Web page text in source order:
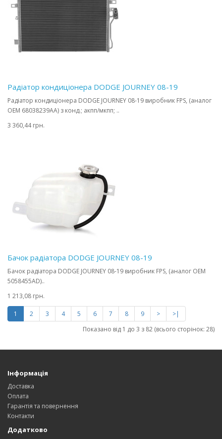
Радіатор кондиціонера DODGE JOURNEY 08-19
Радіатор кондиціонера DODGE JOURNEY 08-19 виробник FPS, (аналог
OEM 68038239AA) з конд.; акпп/мкпп; ..
3 360,44 грн.
Бачок радіатора DODGE JOURNEY 08-19
Бачок радіатора DODGE JOURNEY 08-19 виробник FPS, (аналог OEM
5058455AD)..
1 213,08 грн.
1 2 3 4 5 6 7 8 9 >
>|
Показано від 1 до 3 з 82 (всього сторінок: 28)
Інформація
Доставка
Оплата
Гарантія та повернення
Контакти
Додатково